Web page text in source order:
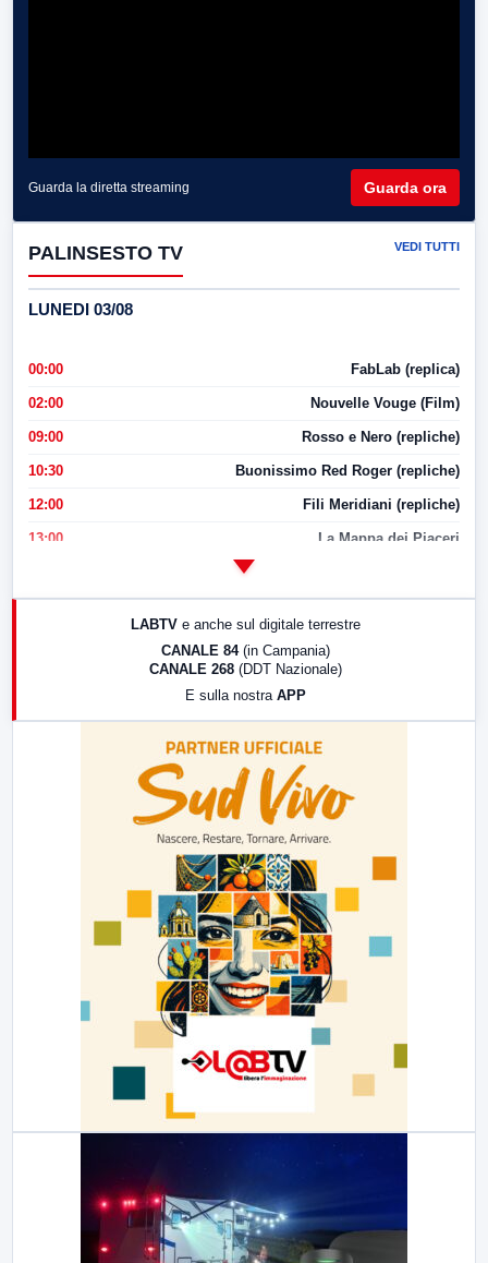
Guarda la diretta streaming Guarda ora
PALINSESTO TV VEDI TUTTI
LUNEDI 03/08
00:00 FabLab (replica)
02:00 Nouvelle Vouge (Film)
09:00 Rosso e Nero (repliche)
10:30 Buonissimo Red Roger (repliche)
12:00 Fili Meridiani (repliche)
13:00 La Mappa dei Piaceri
LABTV e anche sul digitale terrestre
CANALE 84 (in Campania)
CANALE 268 (DDT Nazionale)
E sulla nostra APP